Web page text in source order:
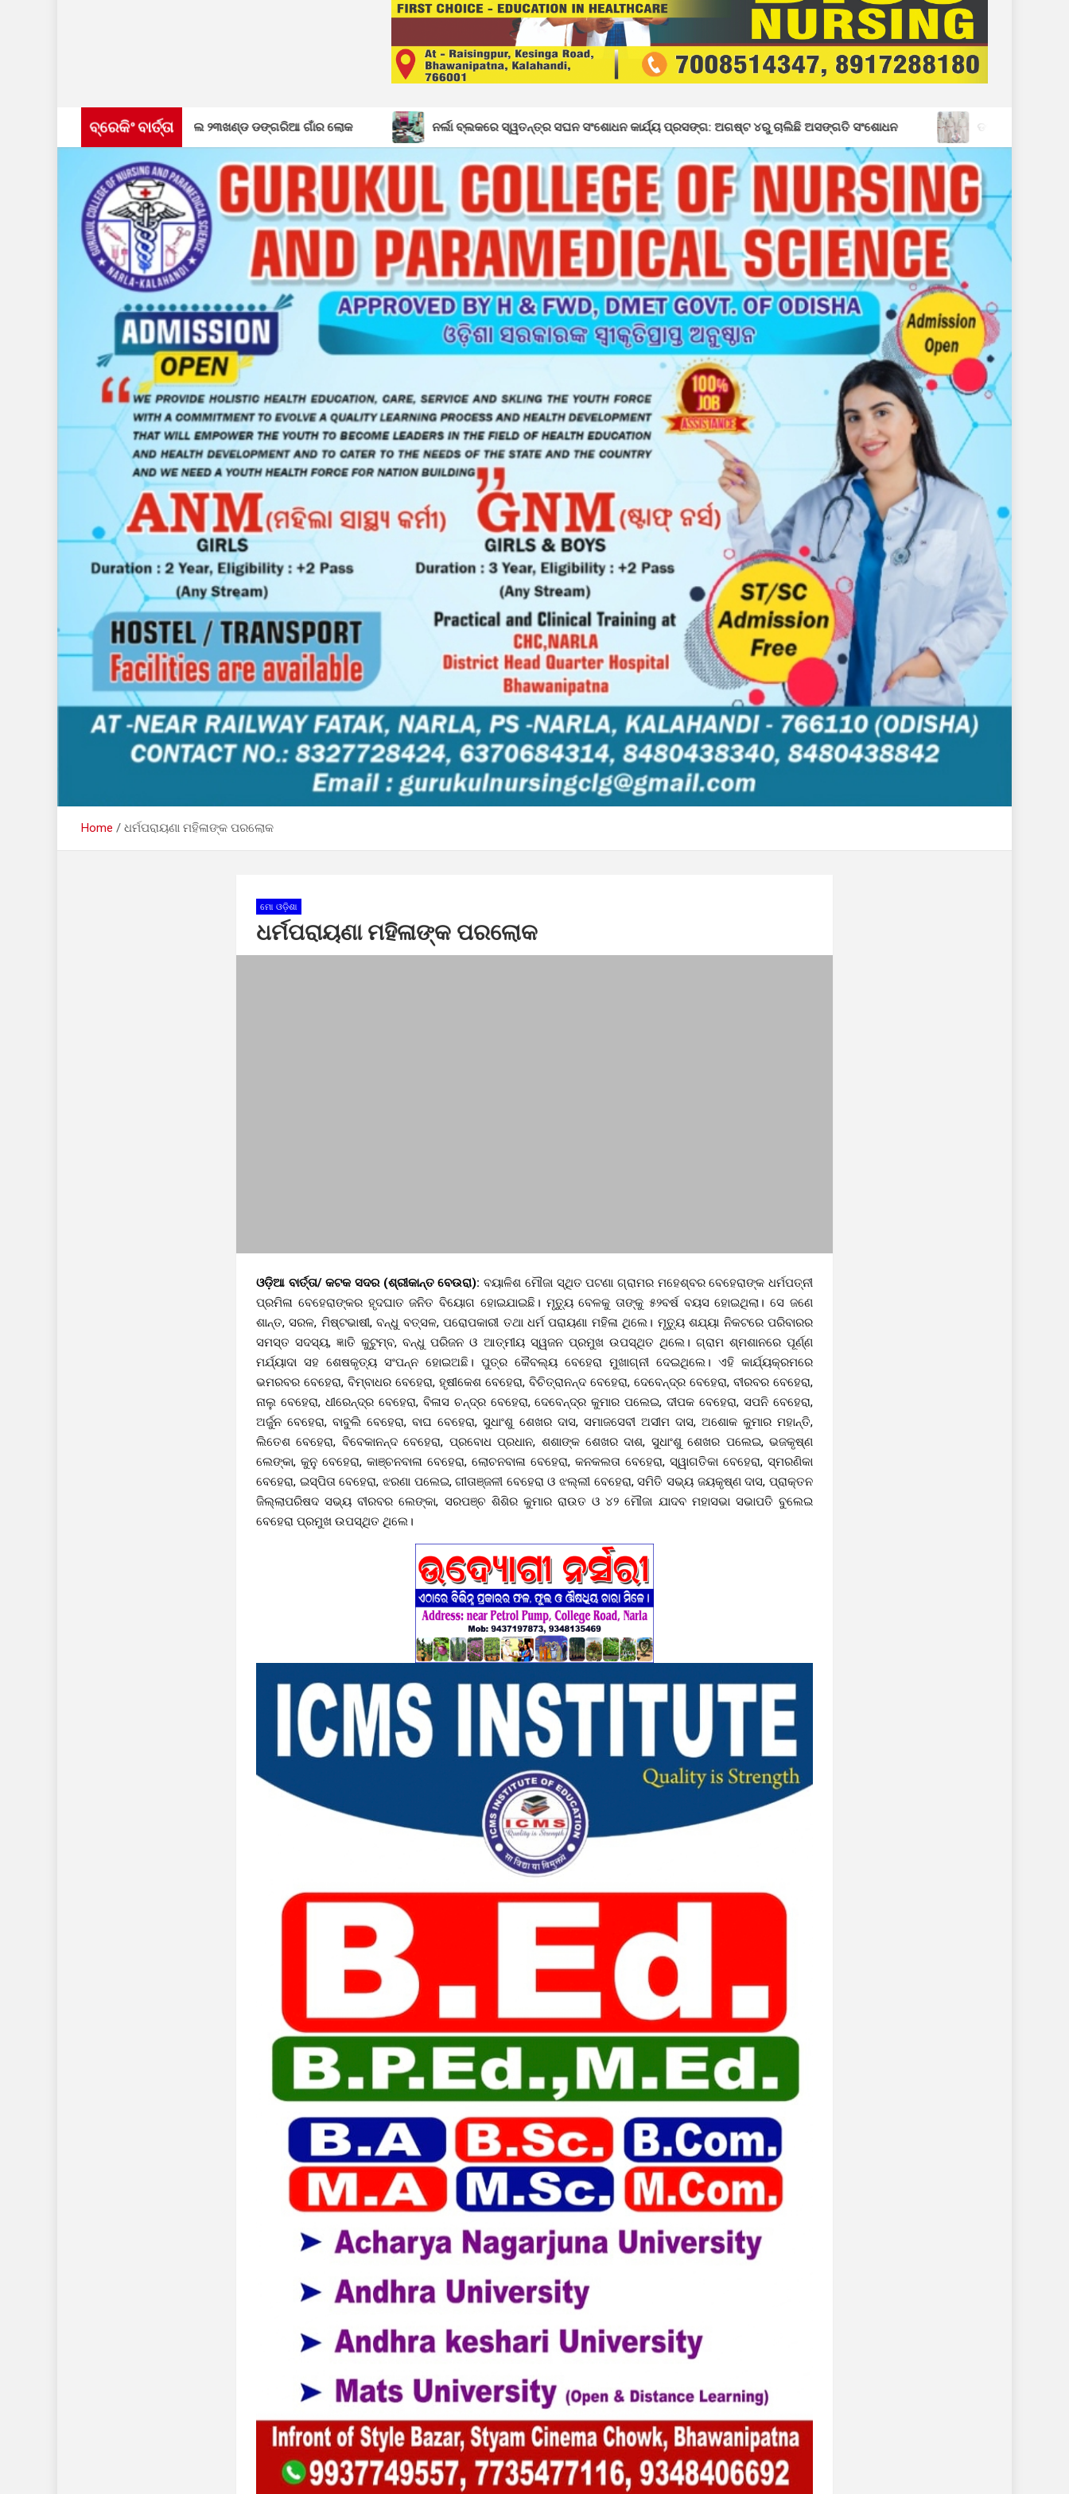
ବ୍ରେକିଂ ବାର୍ତ୍ତା
ପାଇଁ ଏକାଠି ହେଲେ ୨୩ଖଣ୍ଡ ଡଙ୍ଗରିଆ ଗାଁର ଲୋକ ନର୍ଲା ବ୍ଲକରେ ସ୍ୱତନ୍ତ୍ର ସଘନ ସଂଶୋଧନ କାର୍ଯ୍ୟ ପ୍ରସଙ୍ଗ: ଅଗଷ୍ଟ ୪ରୁ ଚାଲିଛି ଅସଙ୍ଗତି ସଂଶୋଧନ ଡହାଗାଁ ଠାରେ ବାଘ ଛାଲ ଜବତ, ଜଣେ
Home ଧର୍ମପରାୟଣା ମହିଳାଙ୍କ ପରଲୋକ
ମୋ ଓଡ଼ିଶା
ଧର୍ମପରାୟଣା ମହିଳାଙ୍କ ପରଲୋକ
ଓଡ଼ିଆ ବାର୍ତ୍ତା/ କଟକ ସଦର (ଶ୍ରୀକାନ୍ତ ବେଉରା): ବୟାଳିଶ ମୌଜା ସ୍ଥିତ ପଟଣା ଗ୍ରାମର ମହେଶ୍ବର ବେହେରାଙ୍କ ଧର୍ମପତ୍ନୀ
ପ୍ରମିଳା ବେହେରାଙ୍କର ହୃଦଘାତ ଜନିତ ବିୟୋଗ ହୋଇଯାଇଛି। ମୃତ୍ୟୁ ବେଳକୁ ତାଙ୍କୁ ୫୨ବର୍ଷ ବୟସ ହୋଇଥିଲା। ସେ ଜଣେ
ଶାନ୍ତ, ସରଳ, ମିଷ୍ଟଭାଷୀ, ବନ୍ଧୁ ବତ୍ସଳ, ପରୋପକାରୀ ତଥା ଧର୍ମ ପରାୟଣା ମହିଳା ଥିଲେ। ମୃତ୍ୟୁ ଶଯ୍ୟା ନିକଟରେ ପରିବାରର
ସମସ୍ତ ସଦସ୍ୟ, ଜ୍ଞାତି କୁଟୁମ୍ବ, ବନ୍ଧୁ ପରିଜନ ଓ ଆତ୍ମୀୟ ସ୍ୱଜନ ପ୍ରମୁଖ ଉପସ୍ଥିତ ଥିଲେ। ଗ୍ରାମ ଶ୍ମଶାନରେ ପୂର୍ଣ୍ଣ
ମର୍ଯ୍ୟାଦା ସହ ଶେଷକୃତ୍ୟ ସଂପନ୍ନ ହୋଇଅଛି। ପୁତ୍ର କୈବଲ୍ୟ ବେହେରା ମୁଖାଗ୍ନୀ ଦେଇଥିଲେ। ଏହି କାର୍ଯ୍ୟକ୍ରମରେ
ଭମରବର ବେହେରା, ବିମ୍ବାଧର ବେହେରା, ହୃଷୀକେଶ ବେହେରା, ବିଚିତ୍ରାନନ୍ଦ ବେହେରା, ଦେବେନ୍ଦ୍ର ବେହେରା, ବୀରବର ବେହେରା,
ନାଲୁ ବେହେରା, ଧୀରେନ୍ଦ୍ର ବେହେରା, ବିଳାସ ଚନ୍ଦ୍ର ବେହେରା, ଦେବେନ୍ଦ୍ର କୁମାର ପଲେଇ, ଦୀପକ ବେହେରା, ସପନି ବେହେରା,
ଅର୍ଜୁନ ବେହେରା, ବାବୁଲି ବେହେରା, ବାଘ ବେହେରା, ସୁଧାଂଶୁ ଶେଖର ଦାସ, ସମାଜସେବୀ ଅସୀମ ଦାସ, ଅଶୋକ କୁମାର ମହାନ୍ତି,
ଲିତେଶ ବେହେରା, ବିବେକାନନ୍ଦ ବେହେରା, ପ୍ରବୋଧ ପ୍ରଧାନ, ଶଶାଙ୍କ ଶେଖର ଦାଶ, ସୁଧାଂଶୁ ଶେଖର ପଲେଇ, ଭଜକୃଷ୍ଣ
ଲେଙ୍କା, କୁନୁ ବେହେରା, କାଞ୍ଚନବାଳା ବେହେରା, ଲୋଚନବାଳା ବେହେରା, କନକଲତା ବେହେରା, ସ୍ୱାଗତିକା ବେହେରା, ସ୍ମରଣିକା
ବେହେରା, ଇସ୍ପିତା ବେହେରା, ଝରଣା ପଲେଇ, ଗୀତାଞ୍ଜଳୀ ବେହେରା ଓ ଝଲ୍ଲୀ ବେହେରା, ସମିତି ସଭ୍ୟ ଜୟକୃଷ୍ଣ ଦାସ, ପ୍ରାକ୍ତନ
ଜିଲ୍ଲାପରିଷଦ ସଭ୍ୟ ବୀରବର ଲେଙ୍କା, ସରପଞ୍ଚ ଶିଶିର କୁମାର ରାଉତ ଓ ୪୨ ମୌଜା ଯାଦବ ମହାସଭା ସଭାପତି ବୁଲେଇ
ବେହେରା ପ୍ରମୁଖ ଉପସ୍ଥିତ ଥିଲେ।